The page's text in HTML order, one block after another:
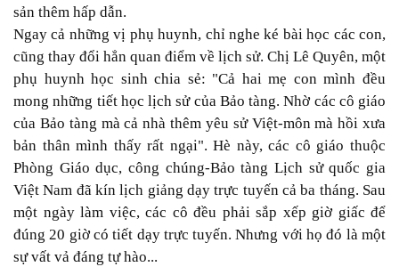
sản thêm hấp dẫn.
Ngay cả những vị phụ huynh, chỉ nghe ké bài học các con,
cũng thay đổi hẳn quan điểm về lịch sử. Chị Lê Quyên, một
phụ huynh học sinh chia sẻ: "Cả hai mẹ con mình đều
mong những tiết học lịch sử của Bảo tàng. Nhờ các cô giáo
của Bảo tàng mà cả nhà thêm yêu sử Việt-môn mà hồi xưa
bản thân mình thấy rất ngại". Hè này, các cô giáo thuộc
Phòng Giáo dục, công chúng-Bảo tàng Lịch sử quốc gia
Việt Nam đã kín lịch giảng dạy trực tuyến cả ba tháng. Sau
một ngày làm việc, các cô đều phải sắp xếp giờ giấc để
đúng 20 giờ có tiết dạy trực tuyến. Nhưng với họ đó là một
sự vất vả đáng tự hào...